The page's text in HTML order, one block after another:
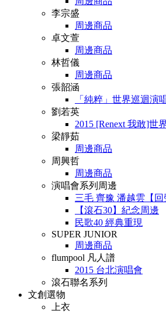
李宗盛
周邊商品
卓文萱
周邊商品
林哲儀
周邊商品
張韶涵
「純粹」世界巡迴演
劉若英
2015 [Renext 我敢]世
梁靜茹
周邊商品
周興哲
周邊商品
演唱會系列周邊
三毛 齊豫 潘越雲【
【滾石30】紀念周邊
民歌40 經典重現
SUPER JUNIOR
周邊商品
flumpool 凡人譜
2015 台北演唱會
滾石聯名系列
文創選物
上衣